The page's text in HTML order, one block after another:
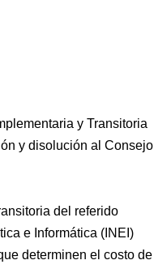
y Transitoria
y disolución al Consejo
del referido
e Informática (INEI)
determinen el costo de